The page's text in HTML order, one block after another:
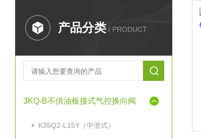
产品分类 / PRODUCT
3KQ-B不供油板接式气控换向阀
K35Q2-L15Y（中泄式）